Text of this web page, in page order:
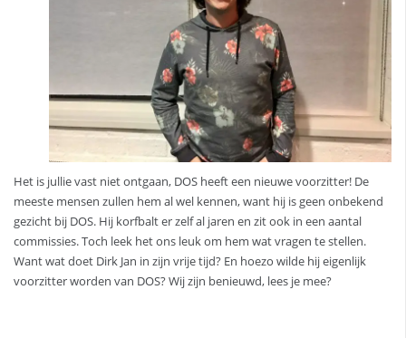
Het is jullie vast niet ontgaan, DOS heeft een nieuwe voorzitter! De
meeste mensen zullen hem al wel kennen, want hij is geen onbekend
gezicht bij DOS. Hij korfbalt er zelf al jaren en zit ook in een aantal
commissies. Toch leek het ons leuk om hem wat vragen te stellen.
Want wat doet Dirk Jan in zijn vrije tijd? En hoezo wilde hij eigenlijk
voorzitter worden van DOS? Wij zijn benieuwd, lees je mee?